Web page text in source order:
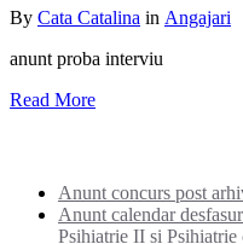
By Cata Catalina in Angajari
anunt proba interviu
Read More
Anunt concurs post
Anunt calendar
Psihiatrie II si